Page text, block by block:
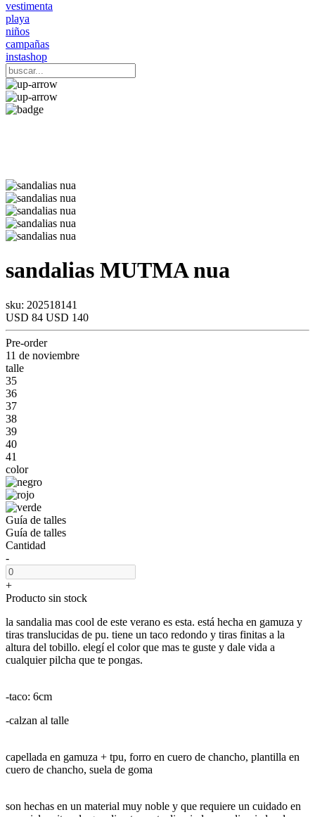
vestimenta
playa
niños
campañas
instashop
sandalias MUTMAnua
sku: 202518141
USD 84 USD 140
Pre-order
11 de noviembre
talle
35
36
37
38
39
40
41
color
Guía de talles
Guía de talles
Cantidad
-
+
Producto sin stock
la sandalia mas cool de este verano es esta. está hecha en gamuza y
tiras translucidas de pu. tiene un taco redondo y tiras finitas a la
altura del tobillo. elegí el color que mas te guste y dale vida a
cualquier pilcha que te pongas.
-taco: 6cm
-calzan al talle
capellada en gamuza + tpu, forro en cuero de chancho, plantilla en
cuero de chancho, suela de goma
son hechas en un material muy noble y que requiere un cuidado en